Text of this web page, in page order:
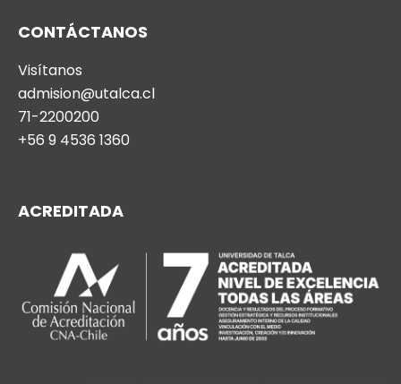
CONTÁCTANOS
Visítanos
admision@utalca.cl
71-2200200
+56 9 4536 1360
ACREDITADA